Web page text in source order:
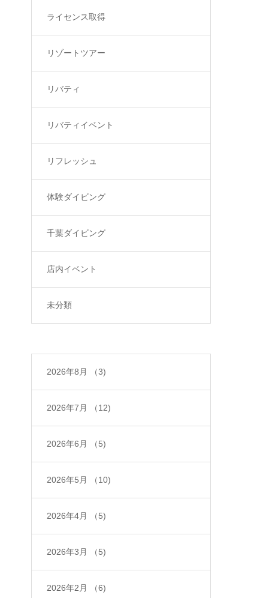
ライセンス取得
リゾートツアー
リバティ
リバティイベント
リフレッシュ
体験ダイビング
千葉ダイビング
店内イベント
未分類
2026年8月 （3)
2026年7月 （12)
2026年6月 （5)
2026年5月 （10)
2026年4月 （5)
2026年3月 （5)
2026年2月 （6)